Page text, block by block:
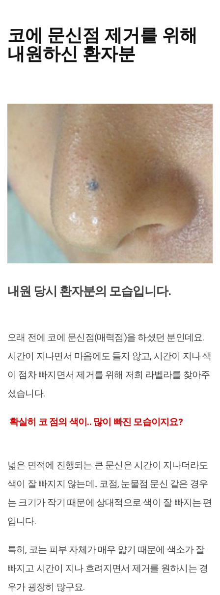
코에 문신점 제거를 위해
내원하신 환자분
내원 당시 환자분의 모습입니다.
오래 전에 코에 문신점(매력점)을 하셨던 분인데요.
시간이 지나면서 마음에도 들지 않고, 시간이 지나 색
이 점차 빠지면서 제거를 위해 저희 라벨라를 찾아주
셨습니다.
확실히 코 점의 색이.. 많이 빠진 모습이지요?
넓은 면적에 진행되는 큰 문신은 시간이 지나더라도
색이 잘 빠지지 않는데.. 코점, 눈물점 문신 같은 경우
는 크기가 작기 때문에 상대적으로 색이 잘 빠지는 편
입니다.
특히, 코는 피부 자체가 매우 얇기 때문에 색소가 잘
빠지고 시간이 지나 흐려지면서 제거를 원하시는 경
우가 굉장히 많구요.